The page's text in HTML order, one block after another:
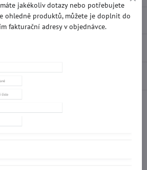
PinterestReddit
jakékoliv dotazy nebo potřebujete
ohledně produktů, můžete je doplnit do
fakturační adresy v objednávce.